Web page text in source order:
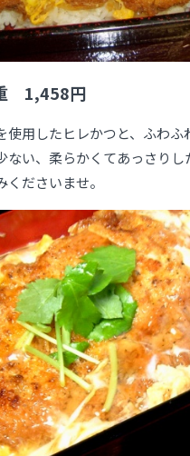
1,458円
使用したヒレかつと、ふわふ
ない、柔らかくてあっさり
くださいませ。